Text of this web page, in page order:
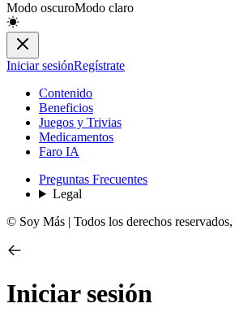
Modo oscuroModo claro
Iniciar sesiónRegístrate
Contenido
Beneficios
Juegos y Trivias
Medicamentos
Faro IA
Preguntas Frecuentes
Legal
© Soy Más | Todos los derechos reservados,
Iniciar sesión